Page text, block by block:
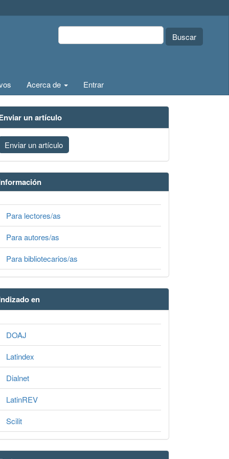
Buscar
Acerca de Entrar
un artículo
Enviar un artículo
Para lectores/as
Para autores/as
Para bibliotecarios/as
en
DOAJ
Latindex
Dialnet
LatinREV
Scilit